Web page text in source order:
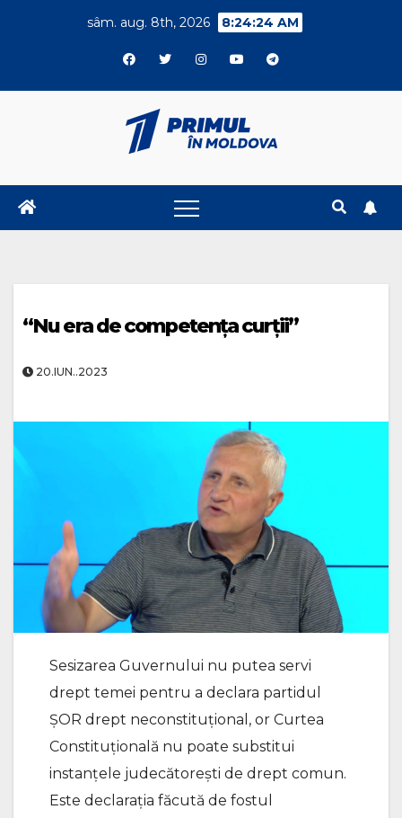
sâm. aug. 8th, 2026 8:24:25 AM
“Nu era de competența curții”
20.IUN..2023
Sesizarea Guvernului nu putea servi
drept temei pentru a declara partidul
ȘOR drept neconstituțional, or Curtea
Constituțională nu poate substitui
instanțele judecătorești de drept comun.
Este declarația făcută de fostul